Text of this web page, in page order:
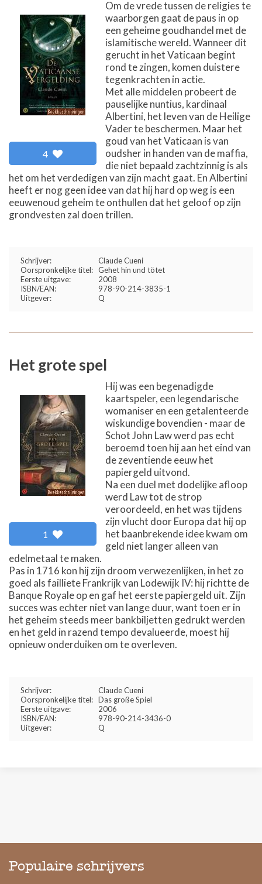
4
Om de vrede tussen de religies te
waarborgen gaat de paus in op
een geheime goudhandel met de
islamitische wereld. Wanneer dit
gerucht in het Vaticaan begint
rond te zingen, komen duistere
tegenkrachten in actie.
Met alle middelen probeert de
pauselijke nuntius, kardinaal
Albertini, het leven van de Heilige
Vader te beschermen. Maar het
goud van het Vaticaan is van
oudsher in handen van de maffia,
die niet bepaald zachtzinnig is als
het om het verdedigen van zijn macht gaat. En Albertini
heeft er nog geen idee van dat hij hard op weg is een
eeuwenoud geheim te onthullen dat het geloof op zijn
grondvesten zal doen trillen.
Schrijver:
Claude Cueni
Oorspronkelijke titel: Gehet hin und tötet
Eerste uitgave:
2008
ISBN/EAN:
978-90-214-3835-1
Uitgever:
Q
Het grote spel
1
Hij was een begenadigde
kaartspeler, een legendarische
womaniser en een getalenteerde
wiskundige bovendien - maar de
Schot John Law werd pas echt
beroemd toen hij aan het eind van
de zeventiende eeuw het
papiergeld uitvond.
Na een duel met dodelijke afloop
werd Law tot de strop
veroordeeld, en het was tijdens
zijn vlucht door Europa dat hij op
het baanbrekende idee kwam om
geld niet langer alleen van
edelmetaal te maken.
Pas in 1716 kon hij zijn droom verwezenlijken, in het zo
goed als failliete Frankrijk van Lodewijk IV: hij richtte de
Banque Royale op en gaf het eerste papiergeld uit. Zijn
succes was echter niet van lange duur, want toen er in
het geheim steeds meer bankbiljetten gedrukt werden
en het geld in razend tempo devalueerde, moest hij
opnieuw onderduiken om te overleven.
Schrijver:
Claude Cueni
Oorspronkelijke titel: Das große Spiel
Eerste uitgave:
2006
ISBN/EAN:
978-90-214-3436-0
Uitgever:
Q
Populaire schrijvers